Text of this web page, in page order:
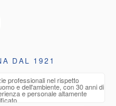
DAL 1921
professionali nel rispetto
e dell'ambiente, con 30 anni di
e personale altamente